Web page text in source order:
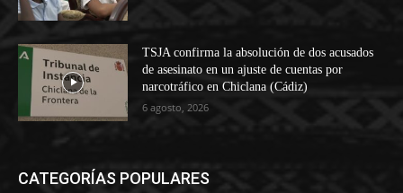
TSJA confirma la absolución de dos acusados
de asesinato en un ajuste de cuentas por
narcotráfico en Chiclana (Cádiz)
6 agosto, 2026
CATEGORÍAS POPULARES